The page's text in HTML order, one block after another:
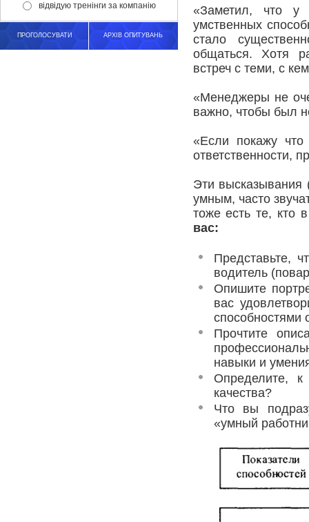
відвідую тренінги за компанію
ПРОГОЛОСУВАТИ АРХІВ ОПИТУВАНЬ
«Заметил, что у
умственных
стало
общаться. Хотя
встреч с теми, с
«Менеджеры не
важно, чтобы был
«Если покажу
ответственности,
Эти
умным, часто
тоже есть те, кто
вас:
Представьте,
водитель
Опишите
вас
способностями
Прочтите
навыки и
Определите, к
качества?
Что вы
«умный